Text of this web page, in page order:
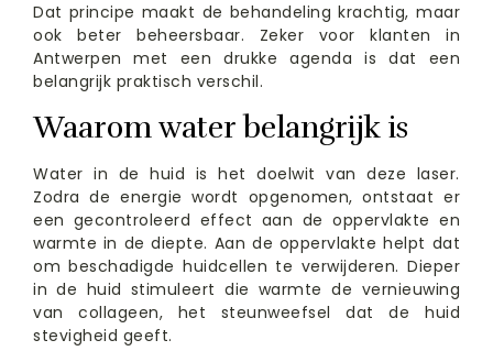
Dat principe maakt de behandeling krachtig, maar
ook beter beheersbaar. Zeker voor klanten in
Antwerpen met een drukke agenda is dat een
belangrijk praktisch verschil.
Waarom water belangrijk is
Water in de huid is het doelwit van deze laser.
Zodra de energie wordt opgenomen, ontstaat er
een gecontroleerd effect aan de oppervlakte en
warmte in de diepte. Aan de oppervlakte helpt dat
om beschadigde huidcellen te verwijderen. Dieper
in de huid stimuleert die warmte de vernieuwing
van collageen, het steunweefsel dat de huid
stevigheid geeft.